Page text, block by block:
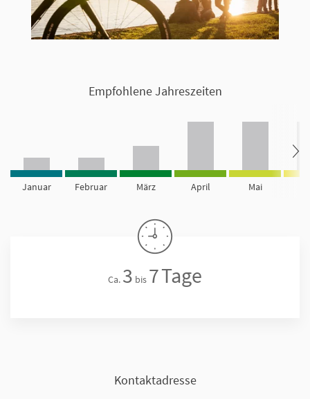
Empfohlene Jahreszeiten
Januar Februar März April Mai
Ca. 3 bis 7Tage
Kontaktadresse